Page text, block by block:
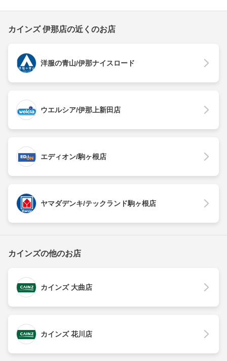
カインズ 伊那店の近くのお店
洋服の青山/伊那ナイスロード
ウエルシア/伊那上新田店
エディオン/駒ヶ根店
ヤマダデンキ/テックランド駒ヶ根店
カインズの他のお店
カインズ 大曲店
カインズ 花川店